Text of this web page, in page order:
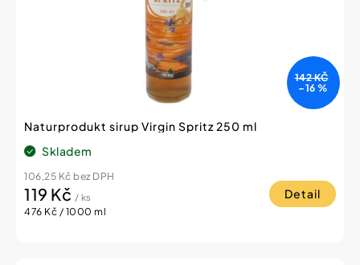
142 KČ
–16 %
Naturprodukt sirup Virgin Spritz 250 ml
Skladem
106,25 Kč bez DPH
119 Kč / ks
Měrná
476 Kč / 1000 ml
Detail